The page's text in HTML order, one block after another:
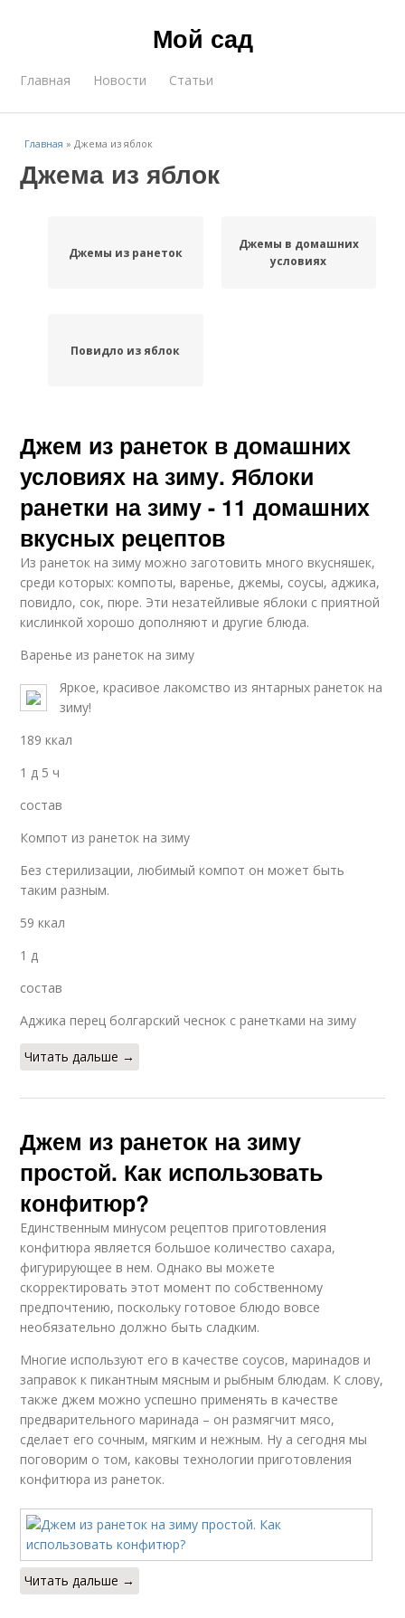
Мой сад
Главная Новости Статьи
Главная »Джема из яблок
Джема из яблок
Джемы из ранеток
Джемы в домашних
условиях
Повидло из яблок
Джем из ранеток в домашних
условиях на зиму. Яблоки
ранетки на зиму - 11 домашних
вкусных рецептов
Из ранеток на зиму можно заготовить много вкусняшек,
среди которых: компоты, варенье, джемы, соусы, аджика,
повидло, сок, пюре. Эти незатейливые яблоки с приятной
кислинкой хорошо дополняют и другие блюда.
Варенье из ранеток на зиму
Яркое, красивое лакомство из янтарных ранеток на
зиму!
189 ккал
1 д 5 ч
состав
Компот из ранеток на зиму
Без стерилизации, любимый компот он может быть
таким разным.
59 ккал
1 д
состав
Аджика перец болгарский чеснок с ранетками на зиму
Читать дальше →
Джем из ранеток на зиму
простой. Как использовать
конфитюр?
Единственным минусом рецептов приготовления
конфитюра является большое количество сахара,
фигурирующее в нем. Однако вы можете
скорректировать этот момент по собственному
предпочтению, поскольку готовое блюдо вовсе
необязательно должно быть сладким.
Многие используют его в качестве соусов, маринадов и
заправок к пикантным мясным и рыбным блюдам. К слову,
также джем можно успешно применять в качестве
предварительного маринада – он размягчит мясо,
сделает его сочным, мягким и нежным. Ну а сегодня мы
поговорим о том, каковы технологии приготовления
конфитюра из ранеток.
Читать дальше →